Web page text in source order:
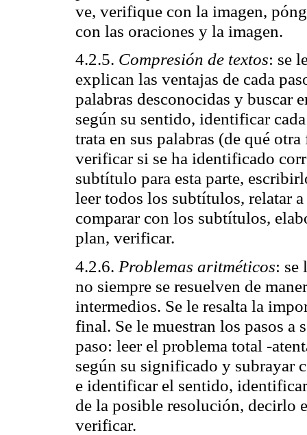
ve, verifique con la imagen,
con las oraciones y la imagen.
4.2.5. Compresión de textos: se
explican las ventajas de cada
palabras desconocidas y buscar
según su sentido, identificar
trata en sus palabras (de qué
verificar si se ha identificado
subtítulo para esta parte,
leer todos los subtítulos, relatar
comparar con los subtítulos,
plan, verificar.
4.2.6. Problemas aritméticos: se
no siempre se resuelven de
intermedios. Se le resalta la
final. Se le muestran los pasos a
paso: leer el problema total -
según su significado y subrayar
e identificar el sentido,
de la posible resolución, decirlo
verificar.